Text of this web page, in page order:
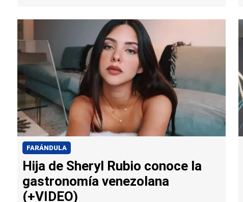
FARÁNDULA
Hija de Sheryl Rubio conoce la
gastronomía venezolana
(+VIDEO)